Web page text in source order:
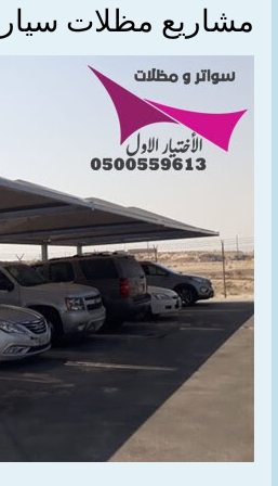
مشاريع مظلات